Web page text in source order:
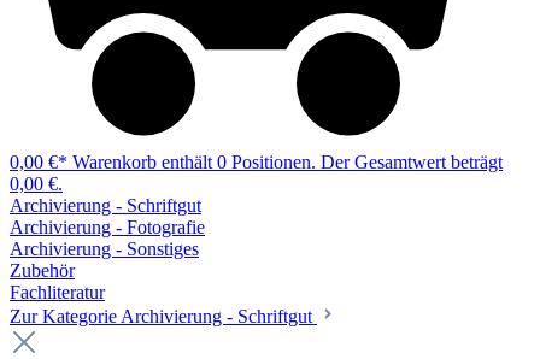
0,00 €* Warenkorb enthält 0 Positionen. Der Gesamtwert beträgt
0,00 €.
Archivierung - Schriftgut
Archivierung - Fotografie
Archivierung - Sonstiges
Zubehör
Fachliteratur
Zur Kategorie Archivierung - Schriftgut